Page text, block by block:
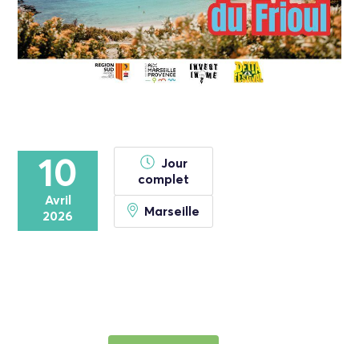
10
Avril
2026
Jour
complet
Marseille